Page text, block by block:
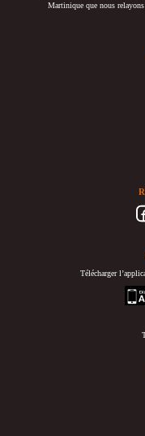
Martinique que nous
Télécharger